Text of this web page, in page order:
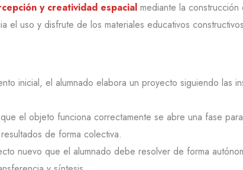
y creatividad espacialmediante la construcción
el uso y disfrute de los materiales educativos
inicial, el alumnado elabora un proyecto siguiendo las
el objeto funciona correctamente se abre una fase
de forma colectiva.
nuevo que el alumnado debe resolver de forma